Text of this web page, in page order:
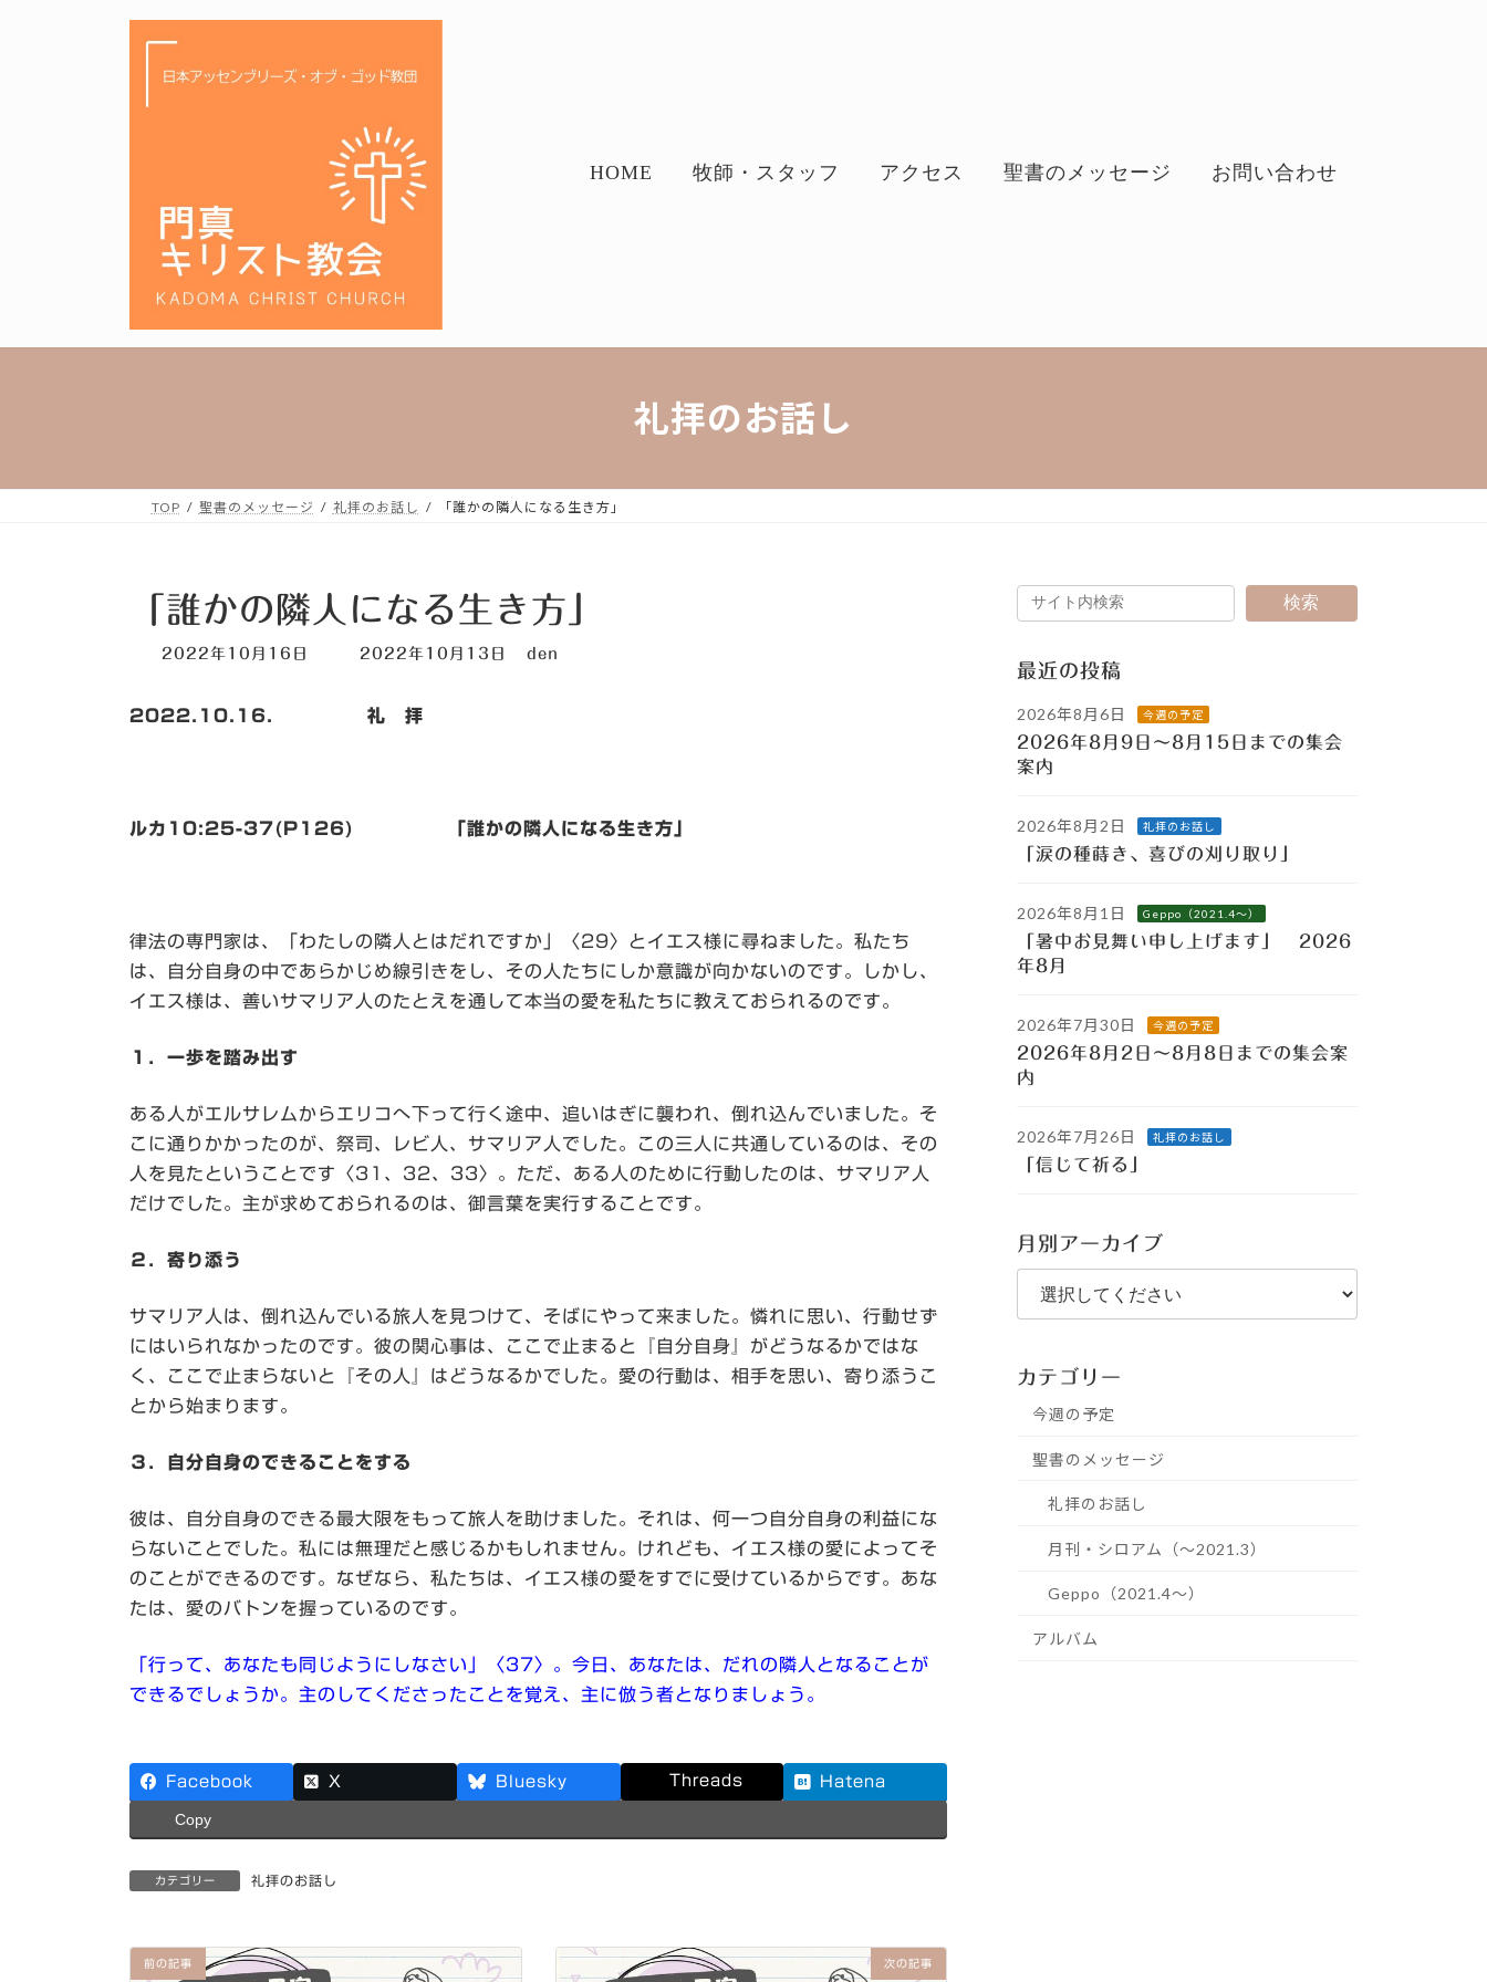
HOME 牧師・スタッフ アクセス 聖書のメッセージ お問い合わせ
礼拝のお話し
TOP 聖書のメッセージ 礼拝のお話し 「誰かの隣人になる生き方」
「誰かの隣人になる生き方」
2022年10月16日
最
新
2022年10月13日 den
2022.10.16. 礼 拝
ルカ10:25-37(P126) 「誰かの隣人になる生き方」
律法の専門家は、「わたしの隣人とはだれですか」〈29〉とイエス様に尋ねました。私たち
は、自分自身の中であらかじめ線引きをし、その人たちにしか意識が向かないのです。しかし、
イエス様は、善いサマリア人のたとえを通して本当の愛を私たちに教えておられるのです。
１．一歩を踏み出す
ある人がエルサレムからエリコへ下って行く途中、追いはぎに襲われ、倒れ込んでいました。そ
こに通りかかったのが、祭司、レビ人、サマリア人でした。この三人に共通しているのは、その
人を見たということです〈31、32、33〉。ただ、ある人のために行動したのは、サマリア人
だけでした。主が求めておられるのは、御言葉を実行することです。
２．寄り添う
サマリア人は、倒れ込んでいる旅人を見つけて、そばにやって来ました。憐れに思い、行動せず
にはいられなかったのです。彼の関心事は、ここで止まると『自分自身』がどうなるかではな
く、ここで止まらないと『その人』はどうなるかでした。愛の行動は、相手を思い、寄り添うこ
とから始まります。
３．自分自身のできることをする
彼は、自分自身のできる最大限をもって旅人を助けました。それは、何一つ自分自身の利益にな
らないことでした。私には無理だと感じるかもしれません。けれども、イエス様の愛によってそ
のことができるのです。なぜなら、私たちは、イエス様の愛をすでに受けているからです。あな
たは、愛のバトンを握っているのです。
「行って、あなたも同じようにしなさい」〈37〉。今日、あなたは、だれの隣人となることが
できるでしょうか。主のしてくださったことを覚え、主に倣う者となりましょう。
Facebook X Bluesky Threads Hatena
Copy
カテゴリー 礼拝のお話し
前の記事 次の記事
検索
最近の投稿
2026年8月6日 今週の予定
2026年8月9日～8月15日までの集会
案内
2026年8月2日 礼拝のお話し
「涙の種蒔き、喜びの刈り取り」
2026年8月1日 Geppo（2021.4～）
「暑中お見舞い申し上げます」 2026
年8月
2026年7月30日 今週の予定
2026年8月2日～8月8日までの集会案
内
2026年7月26日 礼拝のお話し
「信じて祈る」
月別アーカイブ
カテゴリー
今週の予定
聖書のメッセージ
礼拝のお話し
月刊・シロアム（～2021.3）
Geppo（2021.4～）
アルバム